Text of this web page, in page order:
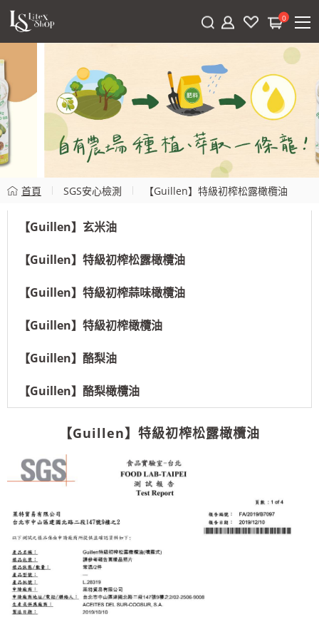
0
首頁 SGS安心檢測 【Guillen】特級初榨松露橄欖油
【Guillen】玄米油
【Guillen】特級初榨松露橄欖油
【Guillen】特級初榨蒜味橄欖油
【Guillen】特級初榨橄欖油
【Guillen】酪梨油
【Guillen】酪梨橄欖油
【Guillen】特級初榨松露橄欖油